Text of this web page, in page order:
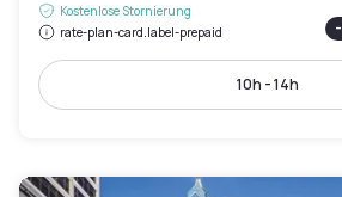
Kostenlose Stornierung
rate-plan-card.label-prepaid
-
10h - 14h